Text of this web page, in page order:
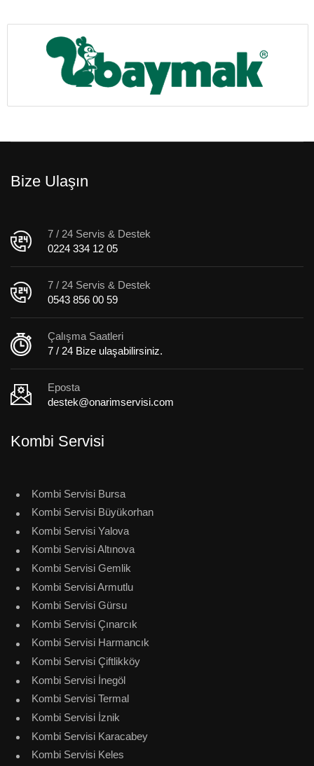
Bize Ulaşın
7 / 24 Servis & Destek
0224 334 12 05
7 / 24 Servis & Destek
0543 856 00 59
Çalışma Saatleri
7 / 24 Bize ulaşabilirsiniz.
Eposta
destek@onarimservisi.com
Kombi Servisi
Kombi Servisi Bursa
Kombi Servisi Büyükorhan
Kombi Servisi Yalova
Kombi Servisi Altınova
Kombi Servisi Gemlik
Kombi Servisi Armutlu
Kombi Servisi Gürsu
Kombi Servisi Çınarcık
Kombi Servisi Harmancık
Kombi Servisi Çiftlikköy
Kombi Servisi İnegöl
Kombi Servisi Termal
Kombi Servisi İznik
Kombi Servisi Karacabey
Kombi Servisi Keles